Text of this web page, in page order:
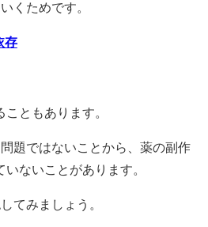
くためです。
存
ともあります。
題ではないことから、薬の副作
ないことがあります。
てみましょう。